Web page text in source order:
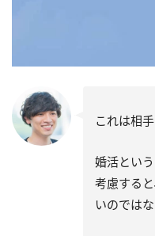
これは相
婚活とい
考慮する
いのでは